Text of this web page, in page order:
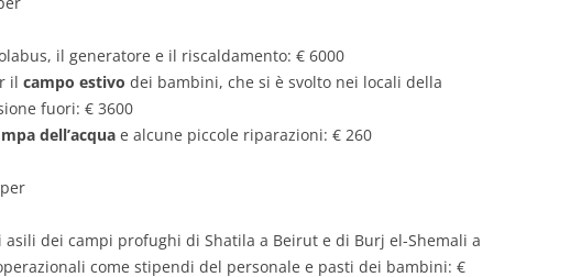
il generatore e il riscaldamento: € 6000
il campo estivo dei bambini, che si è svolto nei locali della
fuori: € 3600
dell’acqua e alcune piccole riparazioni: € 260
asili dei campi profughi di Shatila a Beirut e di Burj el-Shemali a
come stipendi del personale e pasti dei bambini: €